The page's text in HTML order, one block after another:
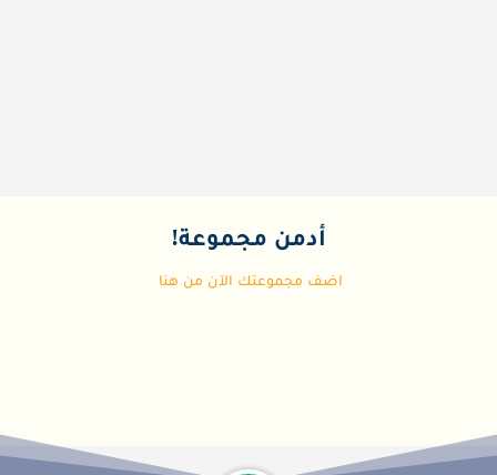
أدمن مجموعة!
اضف مجموعتك الآن من هنا